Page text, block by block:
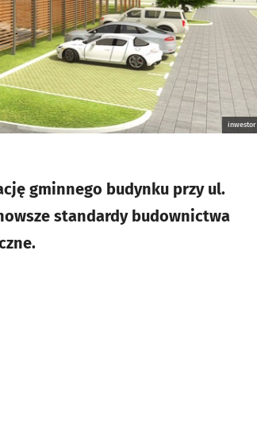
inwestor
gminnego budynku przy ul.
standardy budownictwa